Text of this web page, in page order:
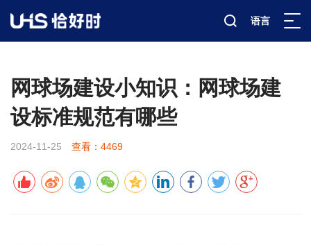
语言
> 新闻资讯 > 行业科普
网球场建设小知识：网球场建
设标准规范有哪些
2024-11-25 查看：4469